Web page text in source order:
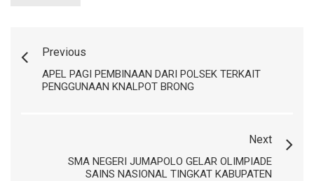
Previous
APEL PAGI PEMBINAAN DARI POLSEK TERKAIT
PENGGUNAAN KNALPOT BRONG
Next
SMA NEGERI JUMAPOLO GELAR OLIMPIADE
SAINS NASIONAL TINGKAT KABUPATEN